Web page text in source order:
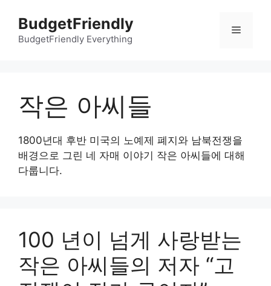
BudgetFriendly
BudgetFriendly Everything
메
작은 아씨들
1800년대 후반 미국의 노예제 폐지와 남북전쟁을
배경으로 그린 네 자매 이야기 작은 아씨들에 대해
다룹니다.
100 년이 넘게 사랑받는
작은 아씨들의 저자 “고